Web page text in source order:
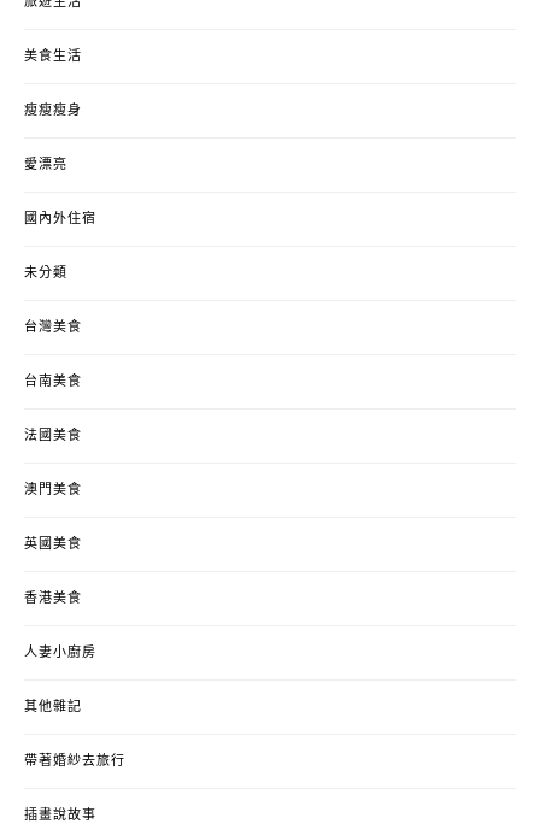
美食生活
瘦瘦瘦身
愛漂亮
國內外住宿
未分類
台灣美食
台南美食
法國美食
澳門美食
英國美食
香港美食
人妻小廚房
其他雜記
帶著婚紗去旅行
插畫說故事